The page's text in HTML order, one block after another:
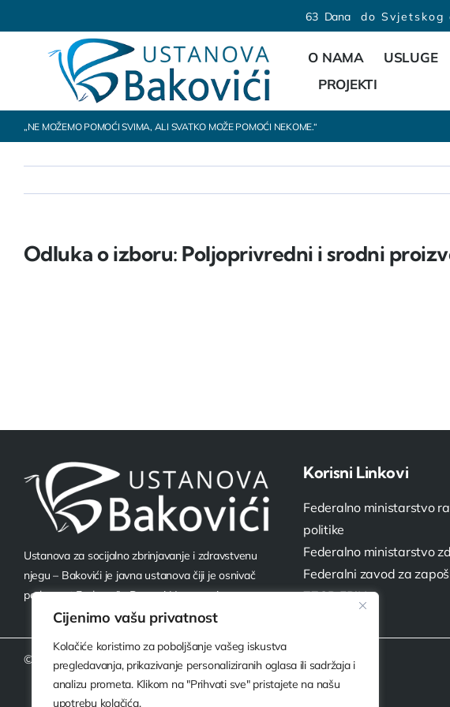
Cijenimo vašu privatnost
Kolačiće koristimo za poboljšanje vašeg iskustva
pregledavanja, prikazivanje personaliziranih oglasa ili sadržaja i
analizu prometa. Klikom na "Prihvati sve" pristajete na našu
upotrebu kolačića.
to
63 Dana do Svjetskog
O NAMA USLUGE
PROJEKTI
„NE MOŽEMO POMOĆI SVIMA, ALI SVATKO MOŽE POMOĆI NEKOME.“
Odluka o izboru: Poljoprivredni i srodni
Ustanova za socijalno zbrinjavanje i zdravstvenu
njegu – Bakovići je javna ustanova čiji je osnivač
parlament Federacije Bosne i Hercegovine.
Korisni Linkovi
Federalno ministarstvo
politike
Federalno ministarstvo
Federalni zavod za
ZZOR FBiH
© 2026 Ustanova Bakovići. Sva prava pridržana.